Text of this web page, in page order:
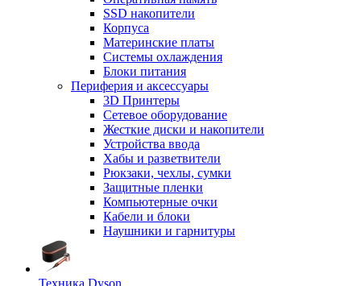
SSD накопители
Корпуса
Материнские платы
Системы охлаждения
Блоки питания
Периферия и аксессуары
3D Принтеры
Сетевое оборудование
Жесткие диски и накопители
Устройства ввода
Хабы и разветвители
Рюкзаки, чехлы, сумки
Защитные пленки
Компьютерные очки
Кабели и блоки
Наушники и гарнитуры
Техника Dyson